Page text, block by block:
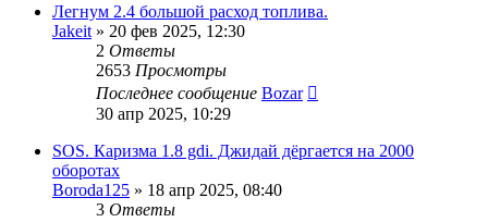
Легнум 2.4 большой расход топлива.
Jakeit » 20 фев 2025, 12:30
2 Ответы
2653 Просмотры
Последнее сообщение Bozar
30 апр 2025, 10:29
SOS. Каризма 1.8 gdi. Джидай дёргается на 2000
оборотах
Boroda125 » 18 апр 2025, 08:40
3 Ответы